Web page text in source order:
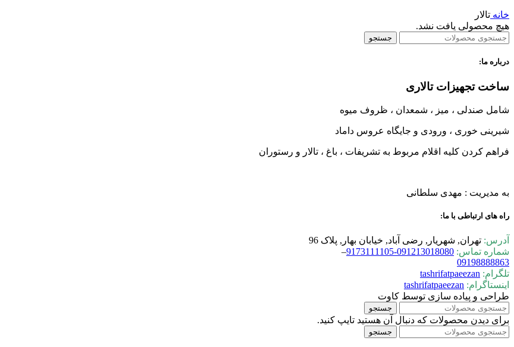
خانه تالار
هیچ محصولی یافت نشد.
جستجو
درباره ما:
ساخت تجهیزات تالاری
شامل صندلی ، میز ، شمعدان ، ظروف میوه
شیرینی خوری ، ورودی و جایگاه عروس داماد
فراهم کردن کلیه اقلام مربوط به تشریفات ، باغ ، تالار و رستوران
به مدیریت : مهدی سلطانی
راه های ارتباطی با ما:
آدرس: تهران, شهریار, رضی آباد, خیابان بهار, پلاک 96
شماره تماس:
091213018080-9173111105
–
09198888863
تلگرام: tashrifatpaeezan
اینستاگرام: tashrifatpaeezan
طراحی و پیاده سازی توسط کاوت
جستجو
برای دیدن محصولات که دنبال آن هستید تایپ کنید.
جستجو